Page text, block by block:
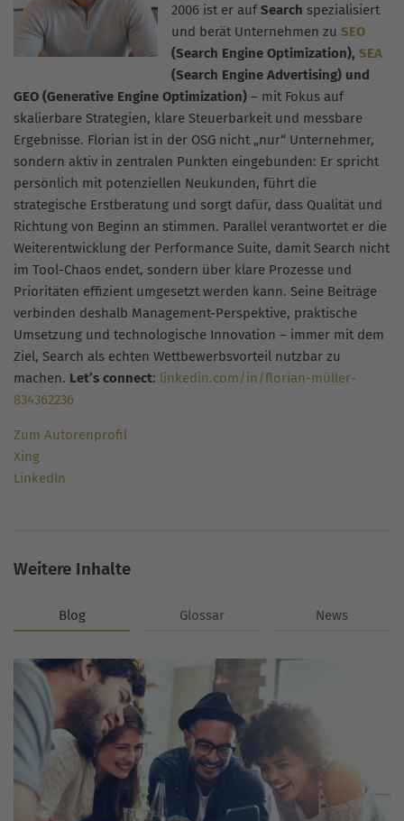
2006 ist er aufSearch spezialisiert
und berät Unternehmen zu SEO
(Search Engine Optimization), SEA
(Search Engine Advertising) und
GEO (Generative Engine Optimization) – mit Fokus auf
skalierbare Strategien, klare Steuerbarkeit und messbare
Ergebnisse. Florian ist in der OSG nicht „nur“ Unternehmer,
sondern aktiv in zentralen Punkten eingebunden: Er spricht
persönlich mit potenziellen Neukunden, führt die
strategische Erstberatung und sorgt dafür, dass Qualität und
Richtung von Beginn an stimmen. Parallel verantwortet er die
Weiterentwicklung der Performance Suite, damit Search nicht
im Tool-Chaos endet, sondern über klare Prozesse und
Prioritäten effizient umgesetzt werden kann. Seine Beiträge
verbinden deshalb Management-Perspektive, praktische
Umsetzung und technologische Innovation – immer mit dem
Ziel, Search als echten Wettbewerbsvorteil nutzbar zu
machen. Let’s connect: linkedin.com/in/florian-müller-
834362236
Zum Autorenprofil
Xing
LinkedIn
Weitere Inhalte
Blog Glossar News